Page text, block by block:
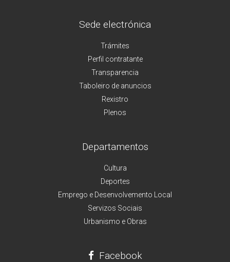
Sede electrónica
Trámites
Perfil contratante
Transparencia
Taboleiro de anuncios
Rexistro
Plenos
Departamentos
Cultura
Deportes
Emprego e Desenvolvemento Local
Servizos Sociais
Urbanismo e Obras
Facebook